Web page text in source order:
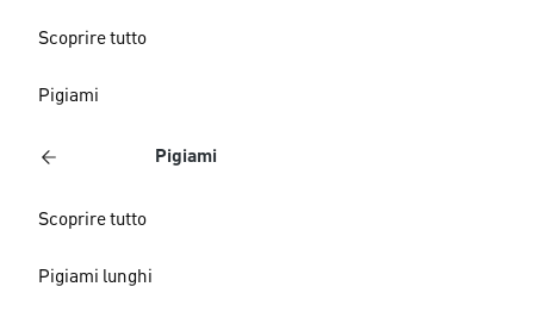
Scoprire tutto
Pigiami
Pigiami
Scoprire tutto
Pigiami lunghi